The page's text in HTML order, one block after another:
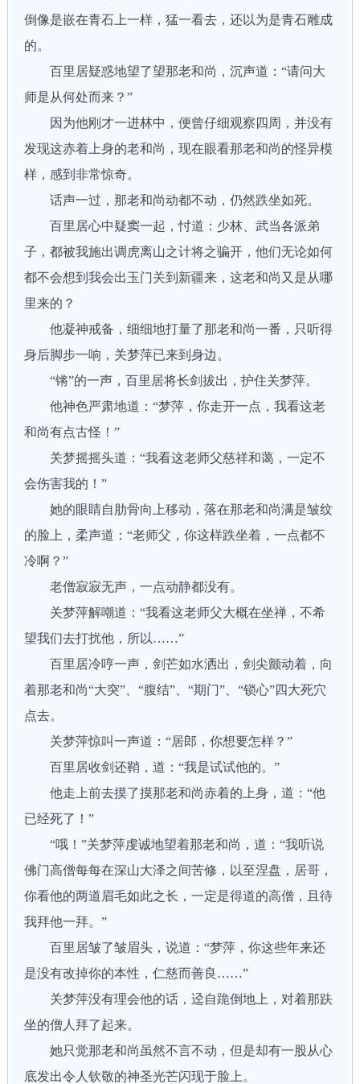
倒像是嵌在青石上一样，猛一看去，还以为是青石雕成
的。
百里居疑惑地望了望那老和尚，沉声道：“请问大
师是从何处而来？”
因为他刚才一进林中，便曾仔细观察四周，并没有
发现这赤着上身的老和尚，现在眼看那老和尚的怪异模
样，感到非常惊奇。
话声一过，那老和尚动都不动，仍然跌坐如死。
百里居心中疑窦一起，忖道：少林、武当各派弟
子，都被我施出调虎离山之计将之骗开，他们无论如何
都不会想到我会出玉门关到新疆来，这老和尚又是从哪
里来的？
他凝神戒备，细细地打量了那老和尚一番，只听得
身后脚步一响，关梦萍已来到身边。
“锵”的一声，百里居将长剑拔出，护住关梦萍。
他神色严肃地道：“梦萍，你走开一点，我看这老
和尚有点古怪！”
关梦摇摇头道：“我看这老师父慈祥和蔼，一定不
会伤害我的！”
她的眼睛自肋骨向上移动，落在那老和尚满是皱纹
的脸上，柔声道：“老师父，你这样跌坐着，一点都不
冷啊？”
老僧寂寂无声，一点动静都没有。
关梦萍解嘲道：“我看这老师父大概在坐禅，不希
望我们去打扰他，所以……”
百里居冷哼一声，剑芒如水洒出，剑尖颤动着，向
着那老和尚“大突”、“腹结”、“期门”、“锁心”四大死穴
点去。
关梦萍惊叫一声道：“居郎，你想要怎样？”
百里居收剑还鞘，道：“我是试试他的。”
他走上前去摸了摸那老和尚赤着的上身，道：“他
已经死了！”
“哦！”关梦萍虔诚地望着那老和尚，道：“我听说
佛门高僧每每在深山大泽之间苦修，以至涅盘，居哥，
你看他的两道眉毛如此之长，一定是得道的高僧，且待
我拜他一拜。”
百里居皱了皱眉头，说道：“梦萍，你这些年来还
是没有改掉你的本性，仁慈而善良……”
关梦萍没有理会他的话，迳自跪倒地上，对着那趺
坐的僧人拜了起来。
她只觉那老和尚虽然不言不动，但是却有一股从心
底发出令人钦敬的神圣光芒闪现于脸上。